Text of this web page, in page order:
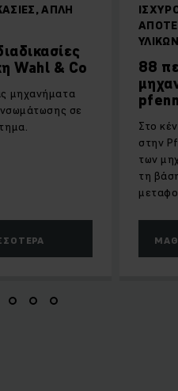
ΑΠΛΗ
Wahl & Co
μηχανήματα
σε
88
Στο
στην
των
τη